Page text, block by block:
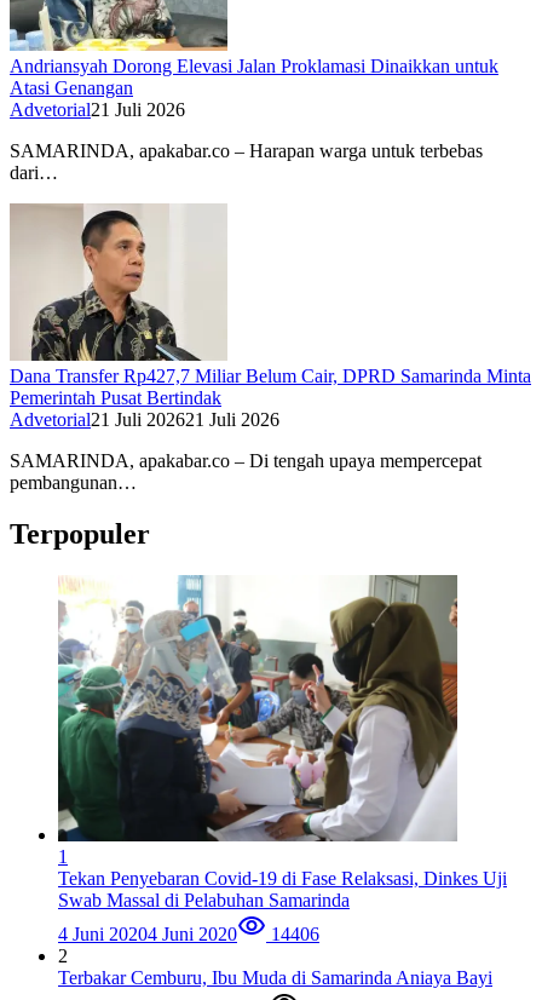
Andriansyah Dorong Elevasi Jalan Proklamasi Dinaikkan untuk
Atasi Genangan
Advetorial21 Juli 2026
SAMARINDA, apakabar.co – Harapan warga untuk terbebas
dari…
Dana Transfer Rp427,7 Miliar Belum Cair, DPRD Samarinda Minta
Pemerintah Pusat Bertindak
Advetorial21 Juli 202621 Juli 2026
SAMARINDA, apakabar.co – Di tengah upaya mempercepat
pembangunan…
Terpopuler
1
Tekan Penyebaran Covid-19 di Fase Relaksasi, Dinkes Uji
Swab Massal di Pelabuhan Samarinda
4 Juni 20204 Juni 2020
14406
2
Terbakar Cemburu, Ibu Muda di Samarinda Aniaya Bayi